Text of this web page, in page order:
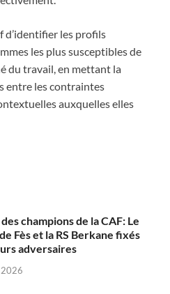
d’identifier les profils
les plus susceptibles de
du travail, en mettant la
entre les contraintes
auxquelles elles
champions de la CAF: Le
Fès et la RS Berkane fixés
adversaires